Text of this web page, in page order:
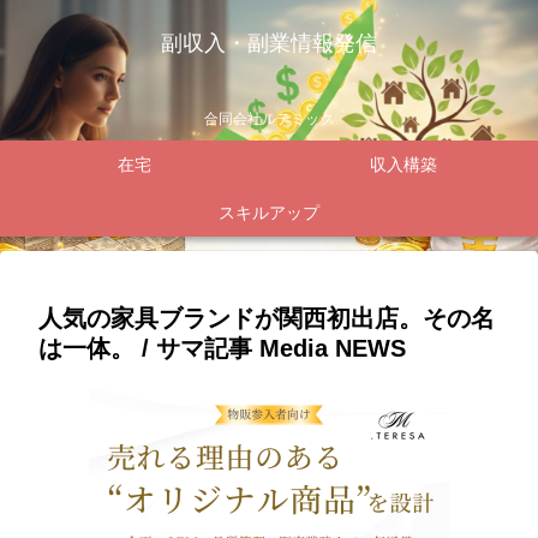
副収入・副業情報発信
合同会社ルテミック
在宅 収入構築
スキルアップ
人気の家具ブランドが関西初出店。その名
は一体。 / サマ記事 Media NEWS